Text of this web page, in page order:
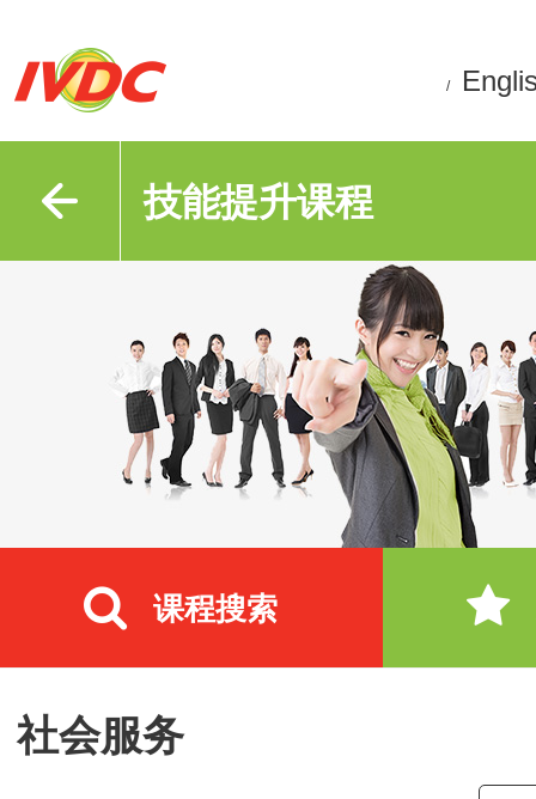
/
技能提升课程
课程搜索
社会服务